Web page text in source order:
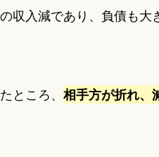
収入減であり、負債も大
ところ、 相手方が折れ、